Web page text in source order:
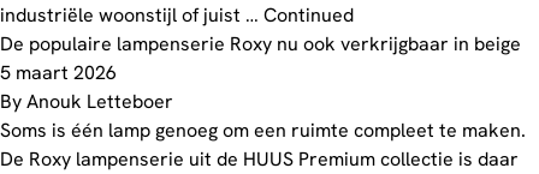
industriële woonstijl of juist … Continued
De populaire lampenserie Roxy nu ook verkrijgbaar in beige
5 maart 2026
ByAnouk Letteboer
Soms is één lamp genoeg om een ruimte compleet te maken.
De Roxy lampenserie uit de HUUS Premium collectie is daar